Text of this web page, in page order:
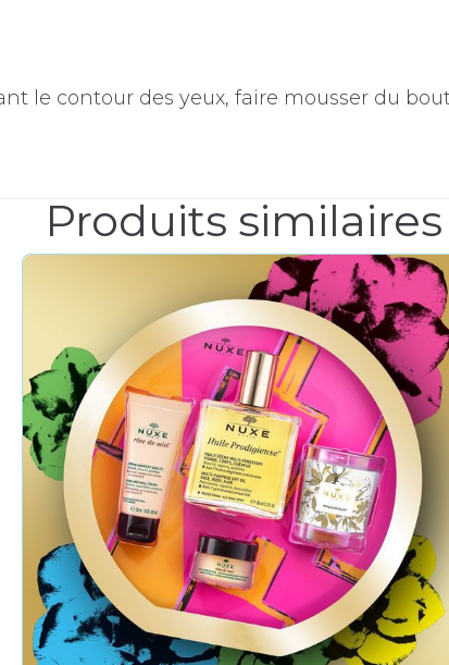
le contour des yeux, faire mousser du
Produits similaires